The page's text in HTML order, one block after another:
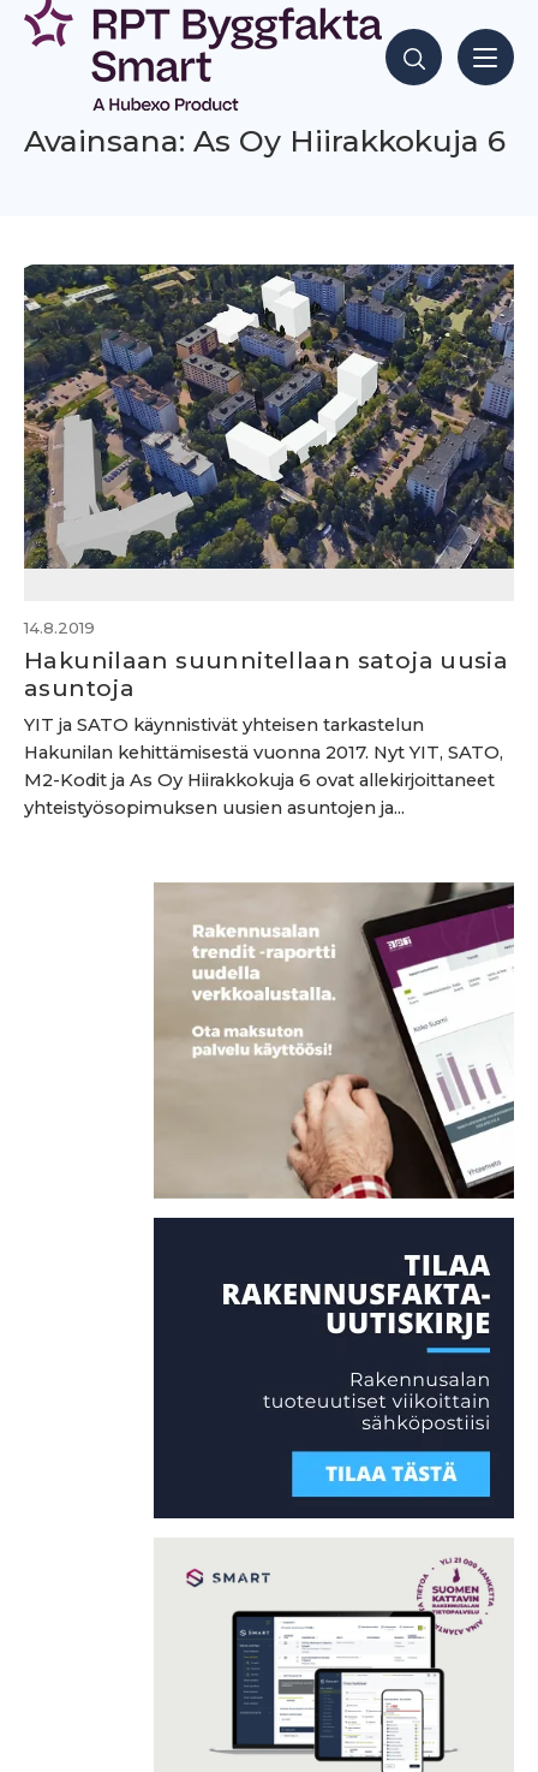
Siirry
sisältöön
Hae sisältöjä
Avainsana: As Oy Hiirakkokuja 6
14.8.2019
Hakunilaan suunnitellaan satoja uusia
asuntoja
YIT ja SATO käynnistivät yhteisen tarkastelun
Hakunilan kehittämisestä vuonna 2017. Nyt YIT, SATO,
M2-Kodit ja As Oy Hiirakkokuja 6 ovat allekirjoittaneet
yhteistyösopimuksen uusien asuntojen ja...